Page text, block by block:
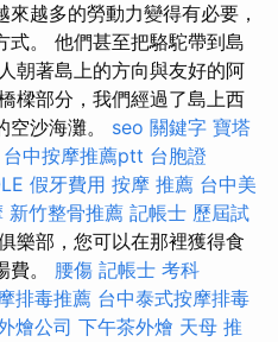
越多的勞動力變得有必要，
式。 他們甚至把駱駝帶到島
朝著島上的方向與友好的阿
樑部分，我們經過了島上西
空沙海灘。 seo 關鍵字 寶塔
台中按摩推薦ptt 台胞證
假牙費用 按摩 推薦 台中美
新竹整骨推薦 記帳士 歷屆試
樂部，您可以在那裡獲得食
費。 腰傷 記帳士 考科
排毒推薦 台中泰式按摩排毒
燴公司 下午茶外燴 天母 推